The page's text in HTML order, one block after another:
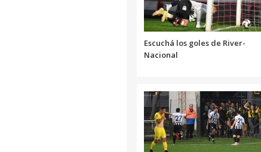
Escuchá los goles de River-
Nacional